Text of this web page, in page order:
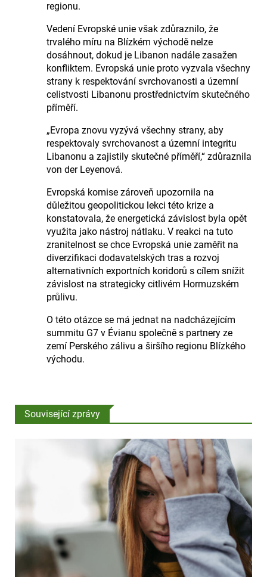
regionu.
Vedení Evropské unie však zdůraznilo, že
trvalého míru na Blízkém východě nelze
dosáhnout, dokud je Libanon nadále zasažen
konfliktem. Evropská unie proto vyzvala všechny
strany k respektování svrchovanosti a územní
celistvosti Libanonu prostřednictvím skutečného
příměří.
„Evropa znovu vyzývá všechny strany, aby
respektovaly svrchovanost a územní integritu
Libanonu a zajistily skutečné příměří,“ zdůraznila
von der Leyenová.
Evropská komise zároveň upozornila na
důležitou geopolitickou lekci této krize a
konstatovala, že energetická závislost byla opět
využita jako nástroj nátlaku. V reakci na tuto
zranitelnost se chce Evropská unie zaměřit na
diverzifikaci dodavatelských tras a rozvoj
alternativních exportních koridorů s cílem snížit
závislost na strategicky citlivém Hormuzském
průlivu.
O této otázce se má jednat na nadcházejícím
summitu G7 v Évianu společně s partnery ze
zemí Perského zálivu a širšího regionu Blízkého
východu.
Související zprávy